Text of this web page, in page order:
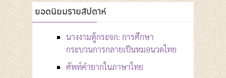
ยอดนิยมรายสัปดาห์
นางงามตู้กระจก: การศึกษา
กระบวนการกลายเป็นหมอนวดไทย
ศัพท์คำยากในภาษาไทย